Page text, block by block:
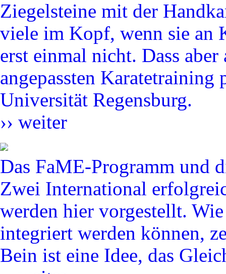
Ziegelsteine mit der
viele im Kopf, wenn sie an
erst einmal nicht. Dass
angepassten
Universität Regensburg.
›› weiter
Das FaME-Programm und
Zwei International
werden hier vorgestellt.
integriert werden können,
Bein ist eine Idee, das